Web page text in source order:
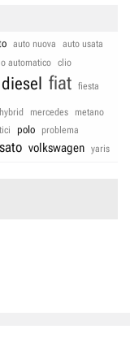
auto nuova
auto usata
automatico clio
diesel fiat fiesta
hybrid mercedes
metano
polo
problema
volkswagen yaris